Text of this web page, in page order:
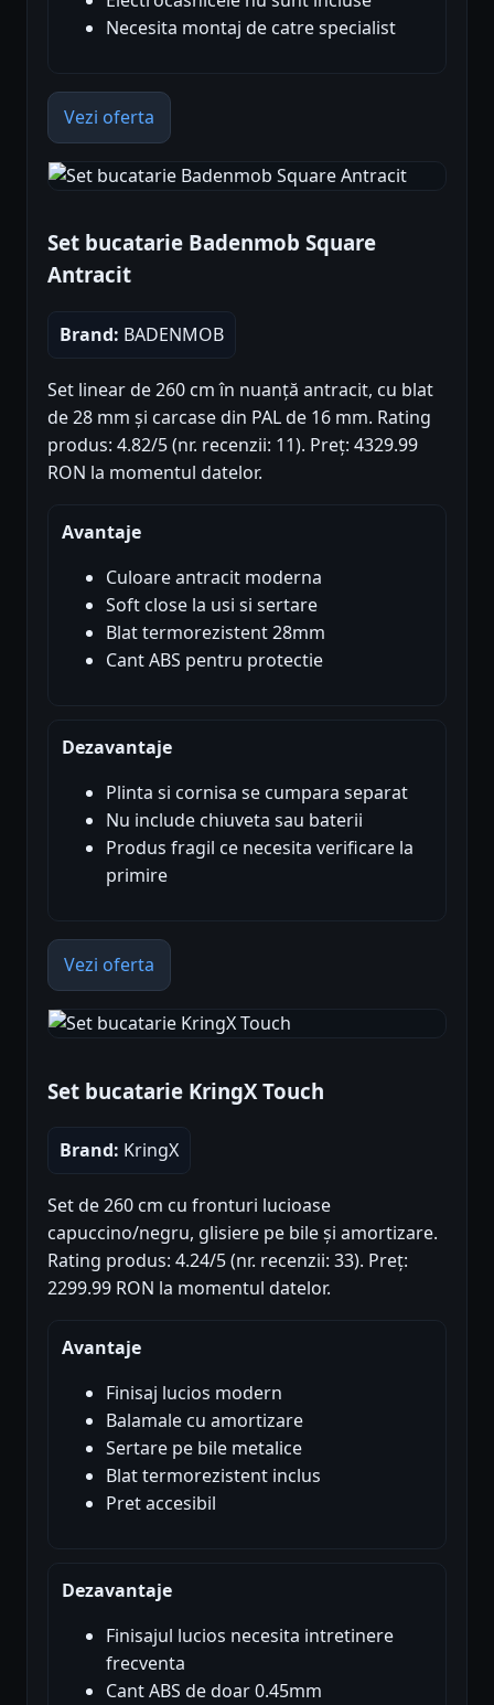
Necesita montaj de catre specialist
Vezi oferta
Set bucatarie Badenmob Square
Antracit
Brand: BADENMOB
Set linear de 260 cm în nuanță antracit, cu blat
de 28 mm și carcase din PAL de 16 mm. Rating
produs: 4.82/5 (nr. recenzii: 11). Preț: 4329.99
RON la momentul datelor.
Avantaje
Culoare antracit moderna
Soft close la usi si sertare
Blat termorezistent 28mm
Cant ABS pentru protectie
Dezavantaje
Plinta si cornisa se cumpara separat
Nu include chiuveta sau baterii
Produs fragil ce necesita verificare la
primire
Vezi oferta
Set bucatarie KringX Touch
Brand: KringX
Set de 260 cm cu fronturi lucioase
capuccino/negru, glisiere pe bile și amortizare.
Rating produs: 4.24/5 (nr. recenzii: 33). Preț:
2299.99 RON la momentul datelor.
Avantaje
Finisaj lucios modern
Balamale cu amortizare
Sertare pe bile metalice
Blat termorezistent inclus
Pret accesibil
Dezavantaje
Finisajul lucios necesita intretinere
frecventa
Cant ABS de doar 0.45mm